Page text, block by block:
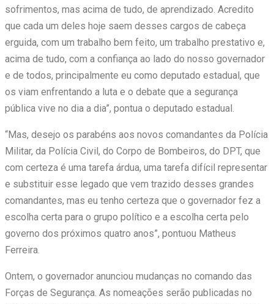
sofrimentos, mas acima de tudo, de aprendizado. Acredito
que cada um deles hoje saem desses cargos de cabeça
erguida, com um trabalho bem feito, um trabalho prestativo e,
acima de tudo, com a confiança ao lado do nosso governador
e de todos, principalmente eu como deputado estadual, que
os viam enfrentando a luta e o debate que a segurança
pública vive no dia a dia”, pontua o deputado estadual.
“Mas, desejo os parabéns aos novos comandantes da Polícia
Militar, da Polícia Civil, do Corpo de Bombeiros, do DPT, que
com certeza é uma tarefa árdua, uma tarefa difícil representar
e substituir esse legado que vem trazido desses grandes
comandantes, mas eu tenho certeza que o governador fez a
escolha certa para o grupo político e a escolha certa pelo
governo dos próximos quatro anos”, pontuou Matheus
Ferreira.
Ontem, o governador anunciou mudanças no comando das
Forças de Segurança. As nomeações serão publicadas no